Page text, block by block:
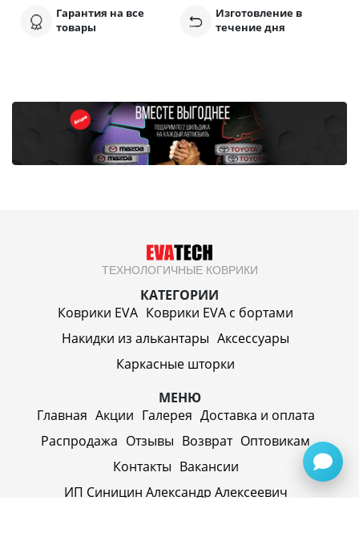
Гарантия на все
товары
Изготовление в
течение дня
ТЕХНОЛОГИЧНЫЕ КОВРИКИ
КАТЕГОРИИ
Коврики EVA Коврики EVA c бортами
Накидки из алькантары Аксессуары
Каркасные шторки
МЕНЮ
Главная Акции Галерея Доставка и оплата
Распродажа Отзывы Возврат Оптовикам
Контакты Вакансии
ИП Синицин Александр Алексеевич